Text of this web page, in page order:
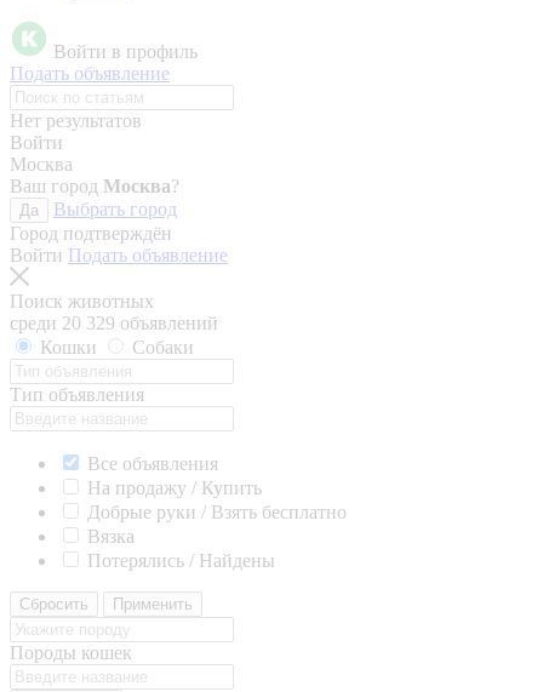
Войти в профиль
Подать объявление
Нет результатов
Войти
Москва
Ваш город Москва?
Да
Выбрать город
Город подтверждён
Войти Подать объявление
Поиск животных
среди 20 329 объявлений
Кошки
Собаки
Тип объявления
Все объявления
На продажу / Купить
Добрые руки / Взять бесплатно
Вязка
Потерялись / Найдены
Сбросить Применить
Породы кошек